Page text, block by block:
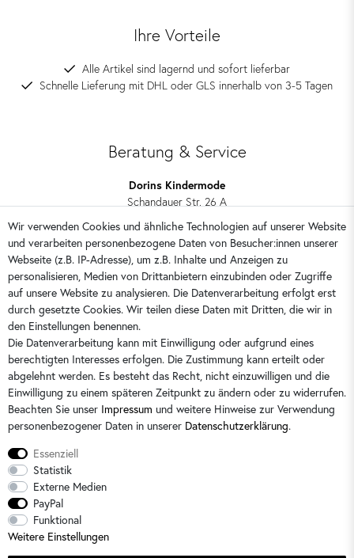
Ihre Vorteile
Alle Artikel sind lagernd und sofort lieferbar
Schnelle Lieferung mit DHL oder GLS innerhalb von 3-5 Tagen
Beratung & Service
Dorins Kindermode
Schandauer Str. 26 A
01309 Dresden
0351 28708090
kontakt@dorins-kindermode.de
Sie erreichen uns: Montag - Freitag 9 - 16 Uhr
Alle Preise sind inkl. der gesetzlichen Mehrwertsteuer und zzgl.
© 2026 Dorins Kindermode / Alle Rechte vorbehalten. /
Wir verwenden Cookies und ähnliche Technologien auf unserer Website
und verarbeiten personenbezogene Daten von Besucher:innen unserer
Webseite (z.B. IP-Adresse), um z.B. Inhalte und Anzeigen zu
personalisieren, Medien von Drittanbietern einzubinden oder Zugriffe
auf unsere Website zu analysieren. Die Datenverarbeitung erfolgt erst
durch gesetzte Cookies. Wir teilen diese Daten mit Dritten, die wir in
den Einstellungen benennen.
Die Datenverarbeitung kann mit Einwilligung oder aufgrund eines
berechtigten Interesses erfolgen. Die Zustimmung kann erteilt oder
abgelehnt werden. Es besteht das Recht, nicht einzuwilligen und die
Einwilligung zu einem späteren Zeitpunkt zu ändern oder zu widerrufen.
Beachten Sie unser Impressum und weitere Hinweise zur Verwendung
personenbezogener Daten in unserer Daten­schutz­erklärung.
Essenziell
Statistik
Externe Medien
PayPal
Funktional
Weitere Einstellungen